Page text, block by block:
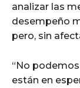
analizar las
desempeño
pero, sin
“No
están en